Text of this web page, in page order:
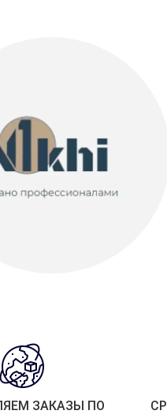
ЗАКАЗЫ ПО